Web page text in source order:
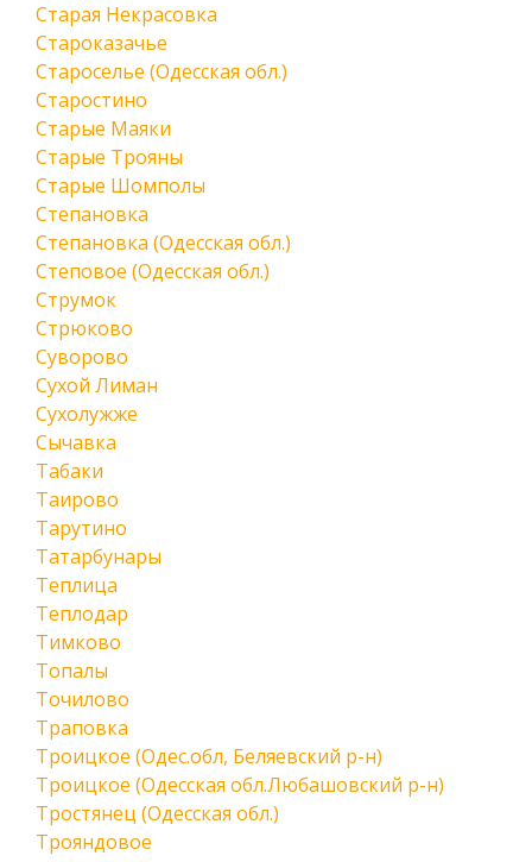
Старая Некрасовка
Староказачье
Староселье (Одесская обл.)
Старостино
Старые Маяки
Старые Трояны
Старые Шомполы
Степановка
Степановка (Одесская обл.)
Степовое (Одесская обл.)
Струмок
Стрюково
Суворово
Сухой Лиман
Сухолужже
Сычавка
Табаки
Таирово
Тарутино
Татарбунары
Теплица
Теплодар
Тимково
Топалы
Точилово
Траповка
Троицкое (Одес.обл, Беляевский р-н)
Троицкое (Одесская обл.Любашовский р-н)
Тростянец (Одесская обл.)
Трояндовое